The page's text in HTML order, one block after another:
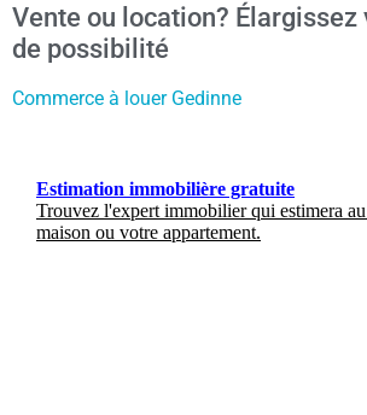
Vente ou location? Élargissez
de possibilité
Commerce à louer Gedinne